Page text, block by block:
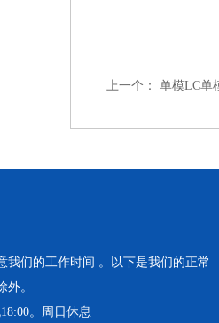
上一个： 单模LC单
我们的工作时间 。以下是我们的正常
。
。周日休息